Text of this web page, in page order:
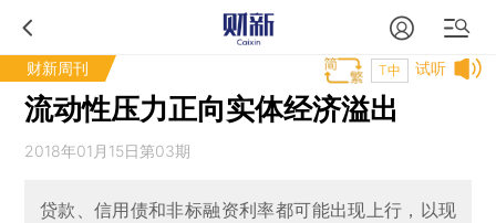
财新周刊 试听
T中
流动性压力正向实体经济溢出
2018年01月15日第03期
贷款、信用债和非标融资利率都可能出现上行，以现